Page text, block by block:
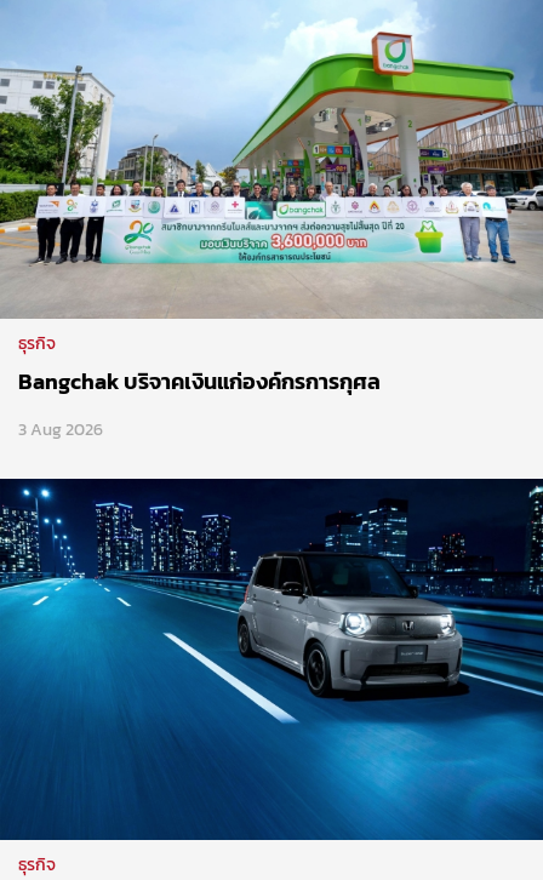
ธุรกิจ
Bangchak บริจาคเงินแก่องค์กรการกุศล
3 Aug 2026
ธุรกิจ